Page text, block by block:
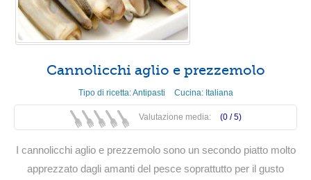
Cannolicchi aglio e prezzemolo
Tipo di ricetta:Antipasti Cucina: Italiana
Valutazione media: (0 /5)
I cannolicchi aglio e prezzemolo sono un secondo piatto molto
apprezzato dagli amanti del pesce soprattutto per il gusto